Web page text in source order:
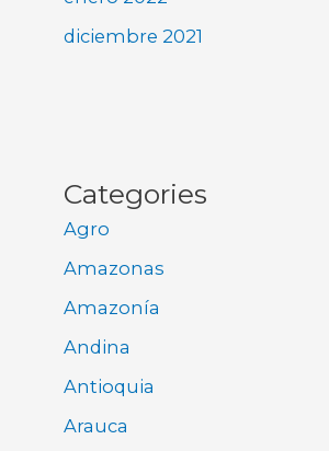
diciembre 2021
Categories
Agro
Amazonas
Amazonía
Andina
Antioquia
Arauca